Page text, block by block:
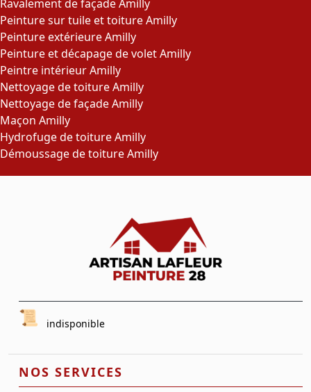
Ravalement de façade Amilly
Peinture sur tuile et toiture Amilly
Peinture extérieure Amilly
Peinture et décapage de volet Amilly
Peintre intérieur Amilly
Nettoyage de toiture Amilly
Nettoyage de façade Amilly
Maçon Amilly
Hydrofuge de toiture Amilly
Démoussage de toiture Amilly
indisponible
NOS SERVICES